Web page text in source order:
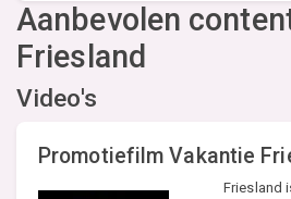
Aanbevolen
Friesland
Video's
Promotiefilm Vakantie
Friesland